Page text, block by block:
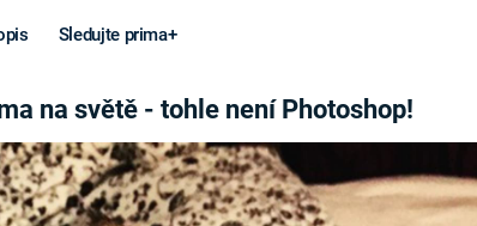
Sledujte prima+
Věda a
technika
STUDENÁ
PHOTOSHOP!
na světě - tohle není Photoshop!